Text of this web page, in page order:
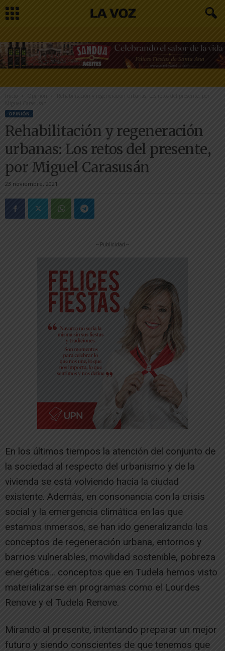
Inicio Opinión
Rehabilitación y regeneración urbanas: Los retos del presente, por
Miguel Carasusán
OPINIÓN
Rehabilitación y regeneración
urbanas: Los retos del presente,
por Miguel Carasusán
23 noviembre, 2021
-- Publicidad --
En los últimos tiempos la atención del conjunto de
la sociedad al respecto del urbanismo y de la
vivienda se está volviendo hacia la ciudad
existente. Además, en consonancia con la crisis
social y la emergencia climática en las que
estamos inmersos, se han ido generalizando los
conceptos de regeneración urbana, entornos y
barrios vulnerables, movilidad sostenible, pobreza
energética… conceptos que en Tudela hemos visto
materializarse en programas como el Lourdes
Renove y el Tudela Renove.
Mirando al presente, intentando preparar un mejor
futuro y siendo conscientes de que tenemos que